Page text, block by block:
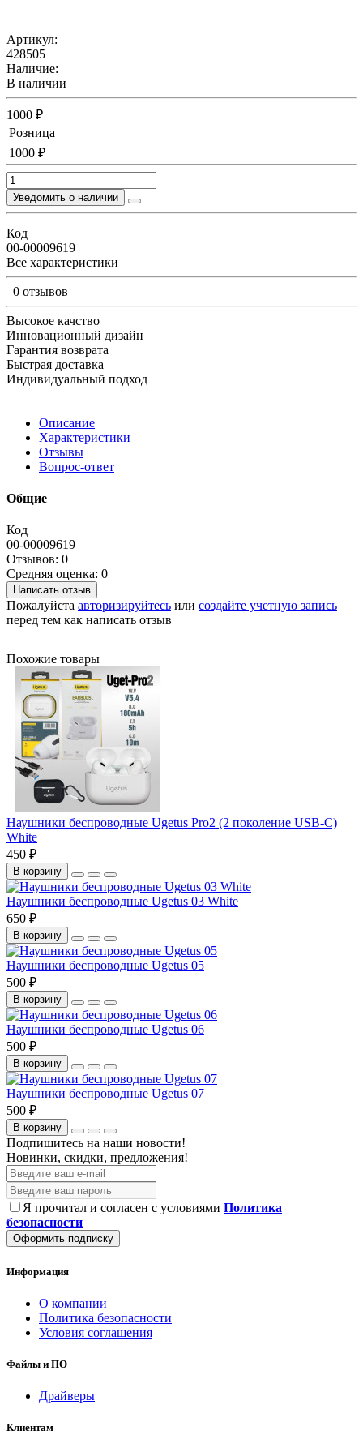
Артикул:
428505
Наличие:
В наличии
1000 ₽
Розница
1000 ₽
Уведомить о наличии
Код
00-00009619
Все характеристики
0 отзывов
Высокое качство
Инновационный дизайн
Гарантия возврата
Быстрая доставка
Индивидуальный подход
Описание
Характеристики
Отзывы
Вопрос-ответ
Общие
Код
00-00009619
Отзывов: 0
Средняя оценка: 0
Написать отзыв
Пожалуйста авторизируйтесь или создайте учетную запись
перед тем как написать отзыв
Похожие товары
Наушники беспроводные Ugetus Pro2 (2 поколение USB-C)
White
450 ₽
В корзину
Наушники беспроводные Ugetus 03 White
650 ₽
В корзину
Наушники беспроводные Ugetus 05
500 ₽
В корзину
Наушники беспроводные Ugetus 06
500 ₽
В корзину
Наушники беспроводные Ugetus 07
500 ₽
В корзину
Подпишитесь на наши новости!
Новинки, скидки, предложения!
Я прочитал и согласен с условиями Политика
безопасности
Оформить подписку
Информация
О компании
Политика безопасности
Условия соглашения
Файлы и ПО
Драйверы
Клиентам